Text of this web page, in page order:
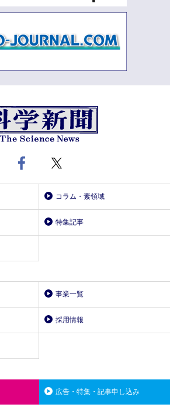
コラム・素領域
特集記事
事業一覧
採用情報
広告・特集・記事申し込み